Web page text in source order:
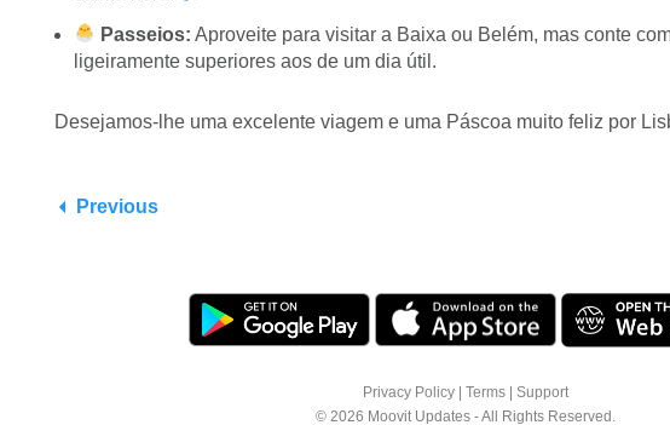
Passeios: Aproveite para visitar a Baixa ou Belém, mas conte
ligeiramente superiores aos de um dia útil.
Desejamos-lhe uma excelente viagem e uma Páscoa muito feliz por
Previous
Privacy Policy | Terms | Support
© 2026 Moovit Updates - All Rights Reserved.